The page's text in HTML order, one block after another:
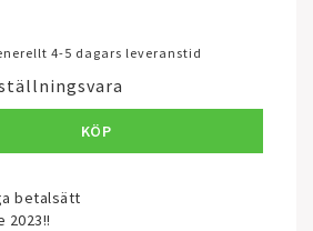
4-5 dagars leveranstid
KÖP
betalsätt
2023!!